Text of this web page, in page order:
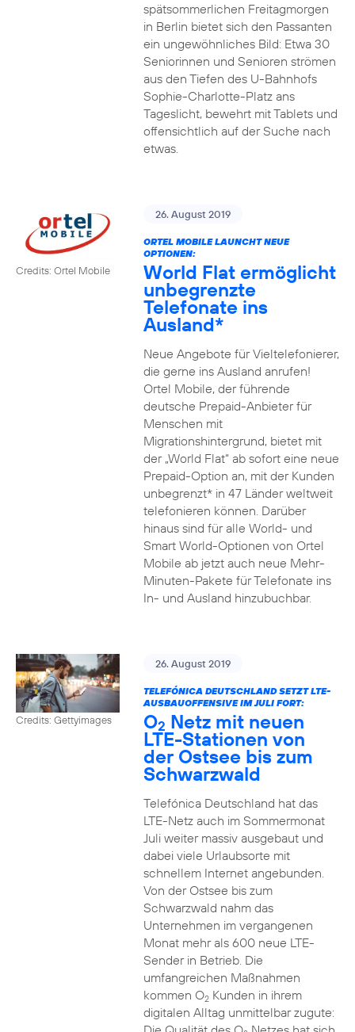
spätsommerlichen Freitagmorgen
in Berlin bietet sich den Passanten
ein ungewöhnliches Bild: Etwa 30
Seniorinnen und Senioren strömen
aus den Tiefen des U-Bahnhofs
Sophie-Charlotte-Platz ans
Tageslicht, bewehrt mit Tablets und
offensichtlich auf der Suche nach
etwas.
Credits: Ortel Mobile
26. August 2019
ORTEL MOBILE LAUNCHT NEUE
OPTIONEN:
World Flat ermöglicht
unbegrenzte
Telefonate ins
Ausland*
Neue Angebote für Vieltelefonierer,
die gerne ins Ausland anrufen!
Ortel Mobile, der führende
deutsche Prepaid-Anbieter für
Menschen mit
Migrationshintergrund, bietet mit
der „World Flat“ ab sofort eine neue
Prepaid-Option an, mit der Kunden
unbegrenzt* in 47 Länder weltweit
telefonieren können. Darüber
hinaus sind für alle World- und
Smart World-Optionen von Ortel
Mobile ab jetzt auch neue Mehr-
Minuten-Pakete für Telefonate ins
In- und Ausland hinzubuchbar.
Credits: Gettyimages
26. August 2019
TELEFÓNICA DEUTSCHLAND SETZT LTE-
AUSBAUOFFENSIVE IM JULI FORT:
O2 Netz mit neuen
LTE-Stationen von
der Ostsee bis zum
Schwarzwald
Telefónica Deutschland hat das
LTE-Netz auch im Sommermonat
Juli weiter massiv ausgebaut und
dabei viele Urlaubsorte mit
schnellem Internet angebunden.
Von der Ostsee bis zum
Schwarzwald nahm das
Unternehmen im vergangenen
Monat mehr als 600 neue LTE-
Sender in Betrieb. Die
umfangreichen Maßnahmen
kommen O2Kunden in ihrem
digitalen Alltag unmittelbar zugute: